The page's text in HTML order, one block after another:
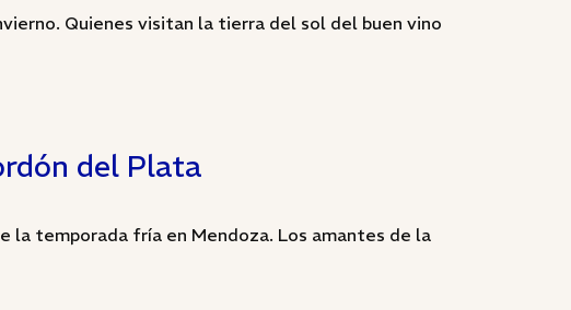
Quienes visitan la tierra del sol del buen vino
del Plata
la temporada fría en Mendoza. Los amantes de la